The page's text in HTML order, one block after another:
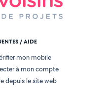
/ AIDE
mon mobile
à mon compte
depuis le site web